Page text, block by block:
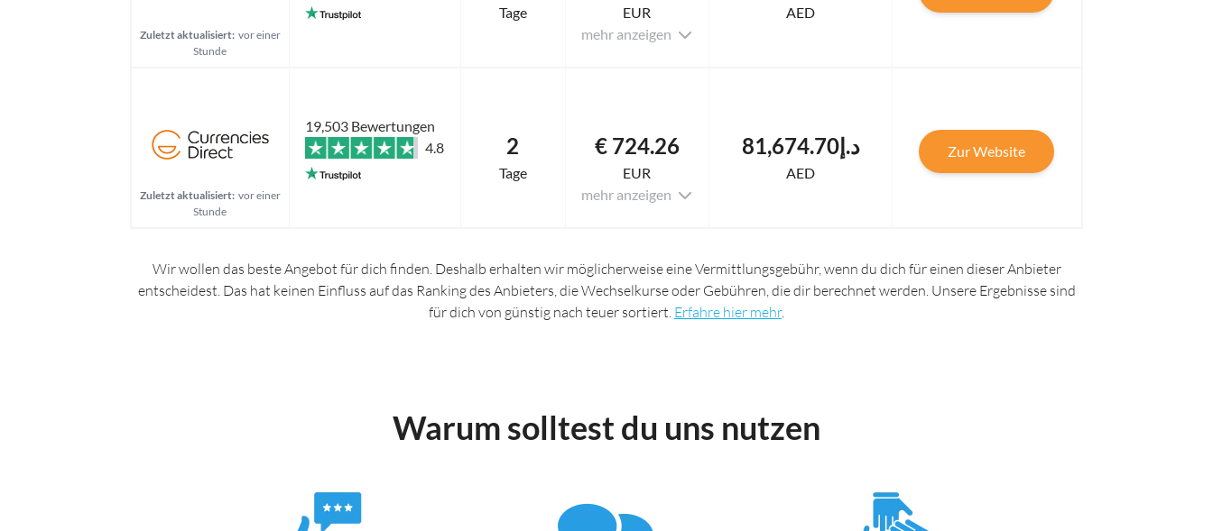
Zuletzt aktualisiert: vor einer
Stunde
Tage
EUR
mehr anzeigen
AED
Zuletzt aktualisiert: vor einer
Stunde
19,503 Bewertungen
4.8
2
Tage
€ 724.26
EUR
mehr anzeigen
د.إ81,674.70
AED
Zur Website
Wir wollen das beste Angebot für dich finden. Deshalb erhalten wir möglicherweise eine Vermittlungsgebühr, wenn du dich für einen dieser Anbieter
entscheidest. Das hat keinen Einfluss auf das Ranking des Anbieters, die Wechselkurse oder Gebühren, die dir berechnet werden. Unsere Ergebnisse sind
für dich von günstig nach teuer sortiert. Erfahre hier mehr.
Warum solltest du uns nutzen